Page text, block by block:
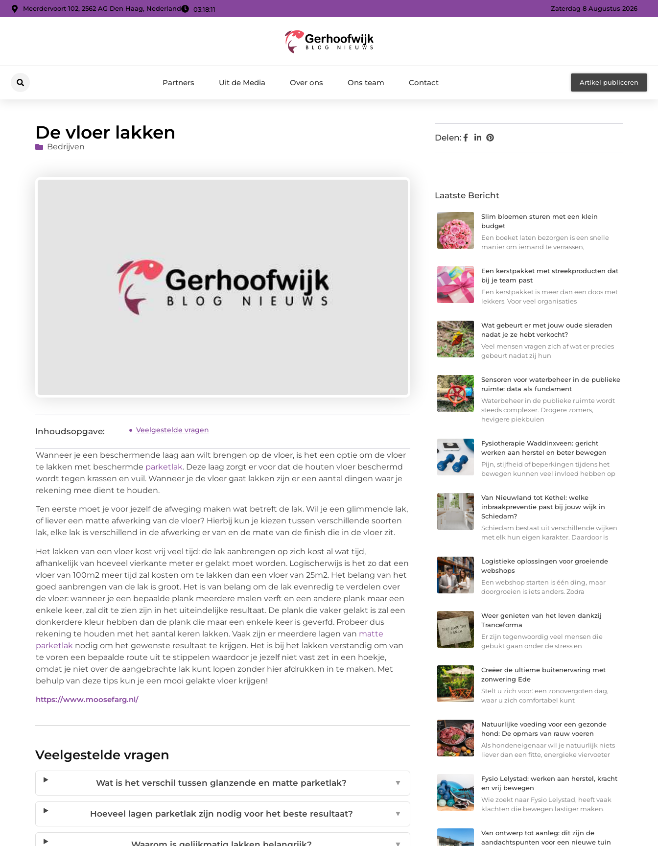
Meerdervoort 102, 2562 AG Den Haag, Nederland 03:18:12 Zaterdag 8 Augustus 2026
Partners Uit de Media Over ons Ons team Contact Artikel publiceren
De vloer lakken
Bedrijven
Inhoudsopgave: Veelgestelde vragen
Wanneer je een beschermende laag aan wilt brengen op de vloer, is het een optie om de vloer
te lakken met beschermde parketlak. Deze laag zorgt er voor dat de houten vloer beschermd
wordt tegen krassen en vuil. Wanneer je de vloer gaat lakken zijn er een aantal dingen waar je
rekening mee dient te houden.
Ten eerste moet je voor jezelf de afweging maken wat betreft de lak. Wil je een glimmende lak,
of liever een matte afwerking van de vloer? Hierbij kun je kiezen tussen verschillende soorten
lak, elke lak is verschillend in de afwerking er van en de mate van de finish die in de vloer zit.
Het lakken van een vloer kost vrij veel tijd: de lak aanbrengen op zich kost al wat tijd,
afhankelijk van hoeveel vierkante meter er gelakt moet worden. Logischerwijs is het zo dat een
vloer van 100m2 meer tijd zal kosten om te lakken dan een vloer van 25m2. Het belang van het
goed aanbrengen van de lak is groot. Het is van belang om de lak evenredig te verdelen over
de vloer: wanneer je een bepaalde plank meerdere malen verft en een andere plank maar een
enkele keer, zal dit te zien zijn in het uiteindelijke resultaat. De plank die vaker gelakt is zal een
donkerdere kleur hebben dan de plank die maar een enkele keer is geverfd. Probeer dus
rekening te houden met het aantal keren lakken. Vaak zijn er meerdere lagen van matte
parketlak nodig om het gewenste resultaat te krijgen. Het is bij het lakken verstandig om van
te voren een bepaalde route uit te stippelen waardoor je jezelf niet vast zet in een hoekje,
omdat je niet over de aangebrachte lak kunt lopen zonder hier afdrukken in te maken. Met
behulp van deze tips kun je een mooi gelakte vloer krijgen!
https://www.moosefarg.nl/
Veelgestelde vragen
Wat is het verschil tussen glanzende en matte parketlak? ▼
Hoeveel lagen parketlak zijn nodig voor het beste resultaat? ▼
Delen:
Laatste Bericht
Slim bloemen sturen met een klein
budget
Een boeket laten bezorgen is een snelle
manier om iemand te verrassen,
Een kerstpakket met streekproducten dat
bij je team past
Een kerstpakket is meer dan een doos met
lekkers. Voor veel organisaties
Wat gebeurt er met jouw oude sieraden
nadat je ze hebt verkocht?
Veel mensen vragen zich af wat er precies
gebeurt nadat zij hun
Sensoren voor waterbeheer in de publieke
ruimte: data als fundament
Waterbeheer in de publieke ruimte wordt
steeds complexer. Drogere zomers,
hevigere piekbuien
Fysiotherapie Waddinxveen: gericht
werken aan herstel en beter bewegen
Pijn, stijfheid of beperkingen tijdens het
bewegen kunnen veel invloed hebben op
Van Nieuwland tot Kethel: welke
inbraakpreventie past bij jouw wijk in
Schiedam?
Schiedam bestaat uit verschillende wijken
met elk hun eigen karakter. Daardoor is
Logistieke oplossingen voor groeiende
webshops
Een webshop starten is één ding, maar
doorgroeien is iets anders. Zodra
Weer genieten van het leven dankzij
Tranceforma
Er zijn tegenwoordig veel mensen die
gebukt gaan onder de stress en
Creëer de ultieme buitenervaring met
zonwering Ede
Stelt u zich voor: een zonovergoten dag,
waar u zich comfortabel kunt
Natuurlijke voeding voor een gezonde
hond: De opmars van rauw voeren
Als hondeneigenaar wil je natuurlijk niets
liever dan een fitte, energieke viervoeter
Fysio Lelystad: werken aan herstel, kracht
en vrij bewegen
Wie zoekt naar Fysio Lelystad, heeft vaak
klachten die bewegen lastiger maken.
Van ontwerp tot aanleg: dit zijn de
aandachtspunten voor een nieuwe tuin